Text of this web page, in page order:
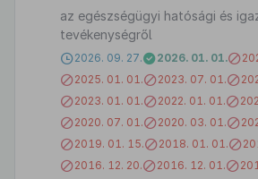
az egészségügyi hatósági és
tevékenységről
2026. 09. 27. 2026. 01. 01.
2025. 01. 01.
2023. 07. 01.
2023. 01. 01.
2022. 01. 01.
2020. 07. 01.
2020. 03. 01.
2019. 01. 15.
2018. 01. 01.
2016. 12. 20.
2016. 12. 01.